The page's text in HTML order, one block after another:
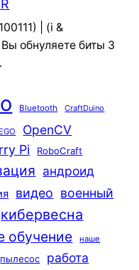
| (i &
обнуляете биты 3
Bluetooth CraftDuino
OpenCV
Pi RoboCraft
андроид
видео военный
кибервесна
обучение наше
пылесос работа